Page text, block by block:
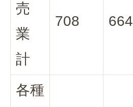
売
業
計
708 664
各種